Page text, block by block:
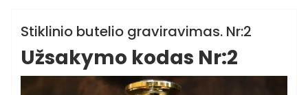
Butelių graviravimo paslauga
Stiklinio butelio graviravimas. Nr:2
Užsakymo kodas Nr:2